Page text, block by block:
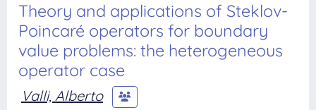
Theory and applications of Steklov-
Poincaré operators for boundary
value problems: the heterogeneous
operator case
Valli, Alberto